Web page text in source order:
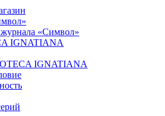
«Символ»
IGNATIANA
IGNATIANA